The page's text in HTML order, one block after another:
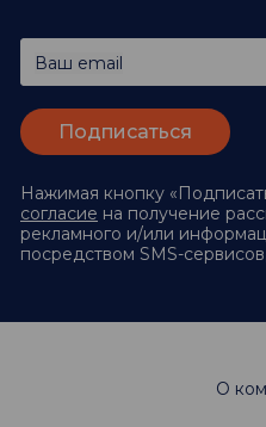
Ваш email
Нажимая кнопку
согласие на получение
рекламного и/или
посредством SMS-
О